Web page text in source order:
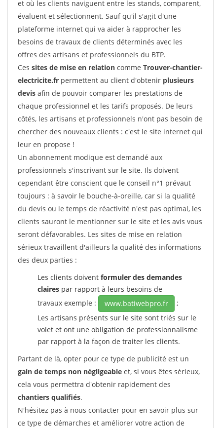
et où les clients naviguent entre les stands, comparent,
évaluent et sélectionnent. Sauf qu'il s'agit d'une
plateforme internet qui va aider à rapprocher les
besoins de travaux de clients déterminés avec les
offres des artisans et professionnels du BTP.
Ces sites de mise en relation comme Trouver-chantier-
electricite.fr permettent au client d'obtenir plusieurs
devis afin de pouvoir comparer les prestations de
chaque professionnel et les tarifs proposés. De leurs
côtés, les artisans et professionnels n'ont pas besoin de
chercher des nouveaux clients : c'est le site internet qui
leur en propose !
Un abonnement modique est demandé aux
professionnels s'inscrivant sur le site. Ils doivent
cependant être conscient que le conseil n°1 prévaut
toujours : à savoir le bouche-à-oreille, car si la qualité
du devis ou le temps de réactivité n'est pas optimal, les
clients sauront le mentionner sur le site et les avis vous
seront défavorables. Les sites de mise en relation
sérieux travaillent d'ailleurs la qualité des informations
des deux parties :
Les clients doivent formuler des demandes
claires par rapport à leurs besoins de
travaux exemple :
www.batiwebpro.fr
;
Les artisans présents sur le site sont triés sur le
volet et ont une obligation de professionnalisme
par rapport à la façon de traiter les clients.
Partant de là, opter pour ce type de publicité est un
gain de temps non négligeable et, si vous êtes sérieux,
cela vous permettra d'obtenir rapidement des
chantiers qualifiés.
N'hésitez pas à nous contacter pour en savoir plus sur
ce type de démarches et améliorer votre action de